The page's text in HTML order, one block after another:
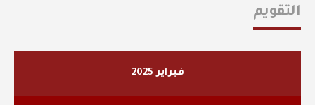
التقويم
فبراير 2025